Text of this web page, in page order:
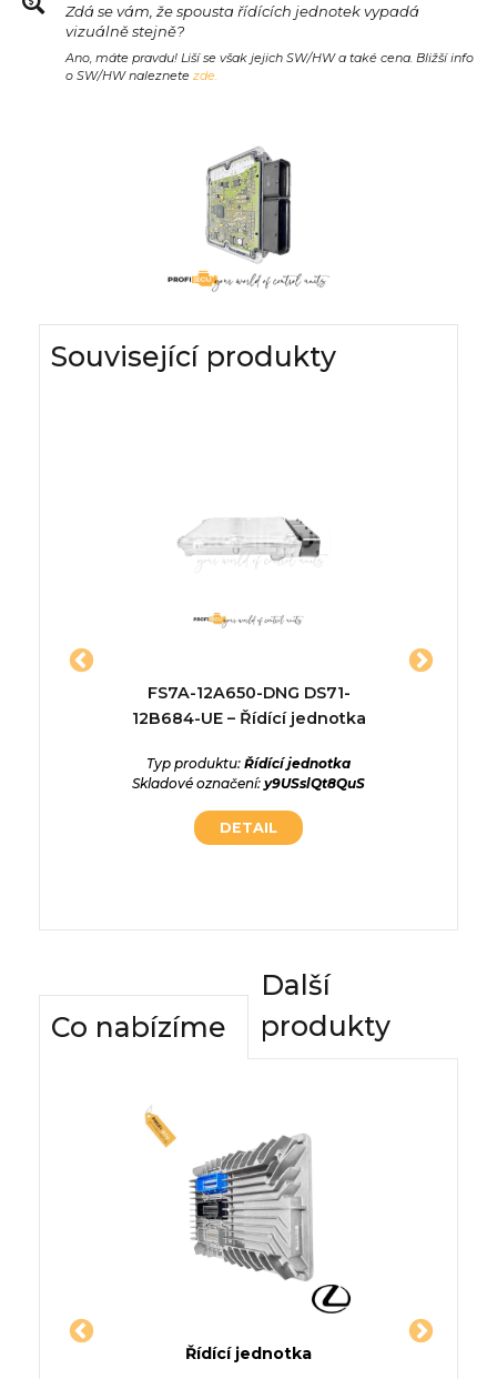
Zdá se vám, že spousta řídících jednotek vypadá
vizuálně stejně?
Ano, máte pravdu! Liší se však jejich SW/HW a také cena. Bližší info
o SW/HW naleznete zde.
Související produkty
FS7A-12A650-DNG DS71-
12B684-UE – Řídící jednotka
Typ produktu: Řídící jednotka
Skladové označení: y9USslQt8QuS
DETAIL
Co nabízíme
Další
produkty
Řídící jednotka
Jednotka DODGE AVENGER